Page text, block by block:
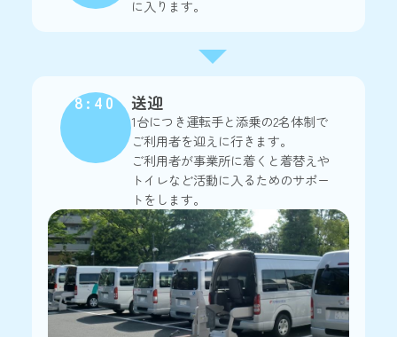
に入ります。
8:40 送迎
1台につき運転手と添乗の2名体制で
ご利用者を迎えに行きます。
ご利用者が事業所に着くと着替えや
トイレなど活動に入るためのサポー
トをします。